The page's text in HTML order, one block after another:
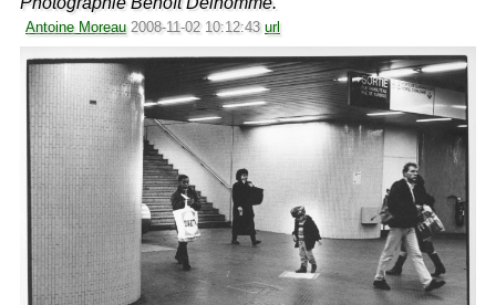
Antoine Moreau 2008-11-02 10:12:43 url